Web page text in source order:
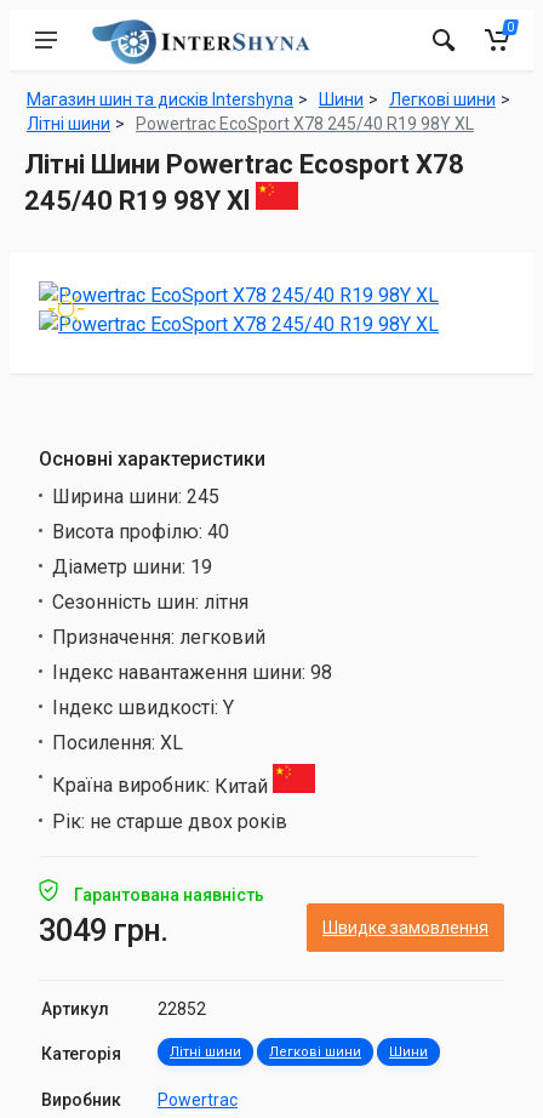
0
Магазин шин та дисків Intershyna Шини
Легкові шини
Літні шини
Powertrac EcoSport X78 245/40 R19 98Y XL
Літні Шини Powertrac Ecosport X78
245/40 R19 98Y Xl
Основні характеристики
Ширина шини: 245
Висота профілю: 40
Діаметр шини: 19
Сезонність шин: літня
Призначення: легковий
Індекс навантаження шини: 98
Індекс швидкості: Y
Посилення: XL
Країна виробник: Китай
Рік: не старше двох років
Гарантована наявність
3049 грн. Швидке замовлення
Артикул 22852
Категорія Літні шини Легкові шини Шини
Виробник Powertrac